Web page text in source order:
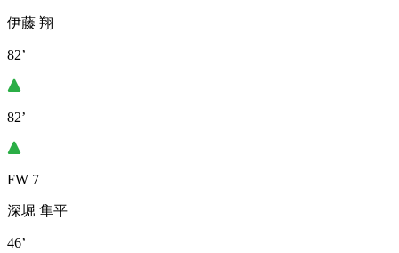
伊藤 翔
82’
82’
FW 7
深堀 隼平
46’